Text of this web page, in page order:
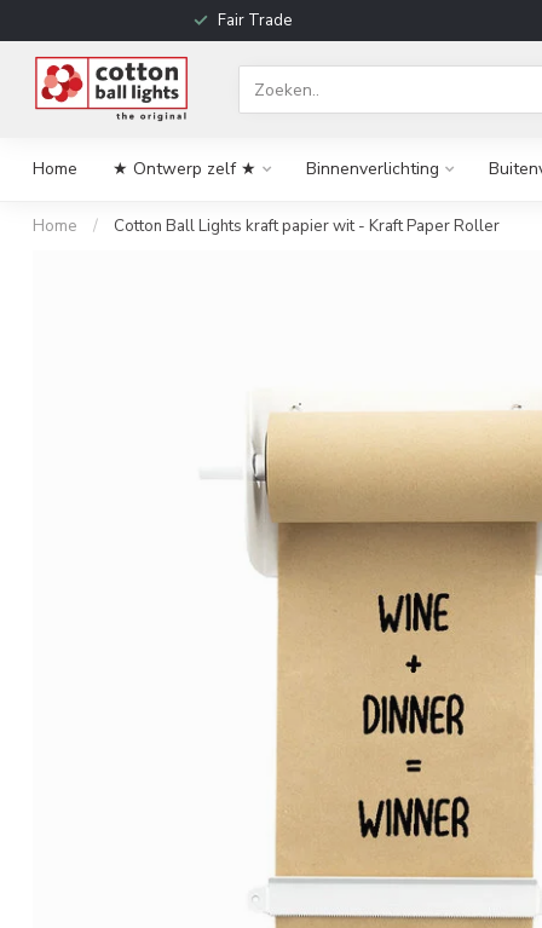
Fair Trade
Home ★ Ontwerp zelf ★ Binnenverlichting
Home / Cotton Ball Lights kraft papier wit - Kraft Paper Roller